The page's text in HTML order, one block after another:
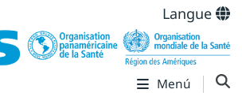
Langue
Menú